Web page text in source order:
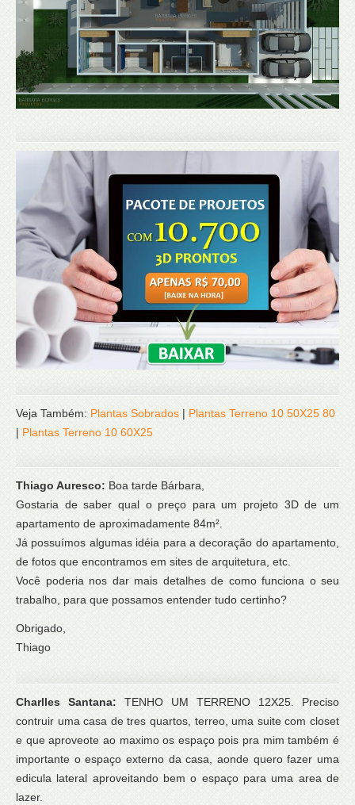
Veja Também: Plantas Sobrados | Plantas Terreno 10 50X25 80
| Plantas Terreno 10 60X25
Thiago Auresco: Boa tarde Bárbara,
Gostaria de saber qual o preço para um projeto 3D de um
apartamento de aproximadamente 84m².
Já possuímos algumas idéia para a decoração do apartamento,
de fotos que encontramos em sites de arquitetura, etc.
Você poderia nos dar mais detalhes de como funciona o seu
trabalho, para que possamos entender tudo certinho?
Obrigado,
Thiago
Charlles Santana: TENHO UM TERRENO 12X25. Preciso
contruir uma casa de tres quartos, terreo, uma suite com closet
e que aproveote ao maximo os espaço pois pra mim também é
importante o espaço externo da casa, aonde quero fazer uma
edicula lateral aproveitando bem o espaço para uma area de
lazer.